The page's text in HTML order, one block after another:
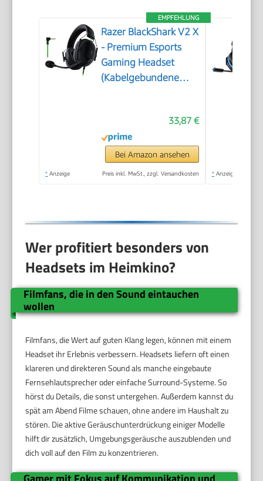
EMPFEHLUNG
Razer BlackShark V2 X
- Premium Esports
Gaming Headset
(Kabelgebundene
Rauschunterdrückung
für PC, Mac, PS4,
Xbox One & Switch)
Schwarz
33,87 €
Bei Amazon ansehen
* Anzeige Preis inkl. MwSt., zzgl. Versandkosten * Anzeige
Wer profitiert besonders von
Headsets im Heimkino?
Filmfans, die in den Sound eintauchen
wollen
Filmfans, die Wert auf guten Klang legen, können mit einem
Headset ihr Erlebnis verbessern. Headsets liefern oft einen
klareren und direkteren Sound als manche eingebaute
Fernsehlautsprecher oder einfache Surround-Systeme. So
hörst du Details, die sonst untergehen. Außerdem kannst du
spät am Abend Filme schauen, ohne andere im Haushalt zu
stören. Die aktive Geräuschunterdrückung einiger Modelle
hilft dir zusätzlich, Umgebungsgeräusche auszublenden und
dich voll auf den Film zu konzentrieren.